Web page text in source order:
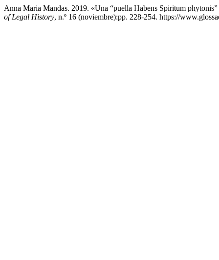
Anna Maria Mandas. 2019. «Una “puella Habens Spiritum
of Legal History, n.º 16 (noviembre):pp. 228-254. https://